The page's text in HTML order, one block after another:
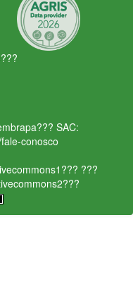
SAC:
conosco
???